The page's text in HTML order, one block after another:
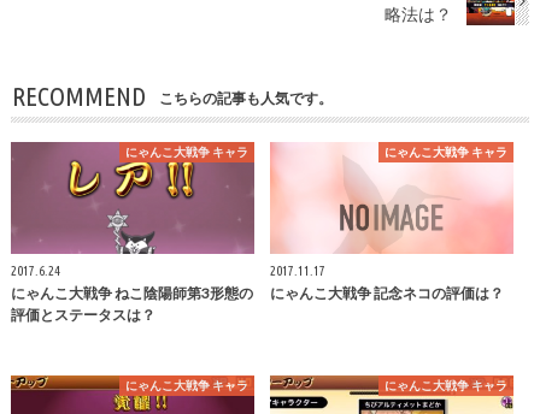
略法は？
RECOMMEND こちらの記事も人気です。
にゃんこ大戦争 キャラ
2017.6.24
にゃんこ大戦争 ねこ陰陽師第3形態の
評価とステータスは？
にゃんこ大戦争 キャラ
2017.11.17
にゃんこ大戦争 記念ネコの評価は？
にゃんこ大戦争 キャラ にゃんこ大戦争 キャラ